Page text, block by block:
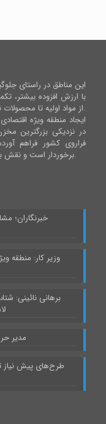
این مناطق در راستای
با ارزش افزوده بیشتر،
از مواد اولیه تا محصولات نهایی و افزایش صادرات غیرنفتی ایجاد شده اند.
ایجاد منطقه ویژه
در نزدیکی بزرگترین
فراروی کشور فراهم
برخوردار است و نقش بارزی در صنعتی شدن استان فارس ایفا می کند.
خبرنگاران؛
وزیر کار: منطقه
برهانی نائینی:
مدیر
طرح‌های پیش نیاز